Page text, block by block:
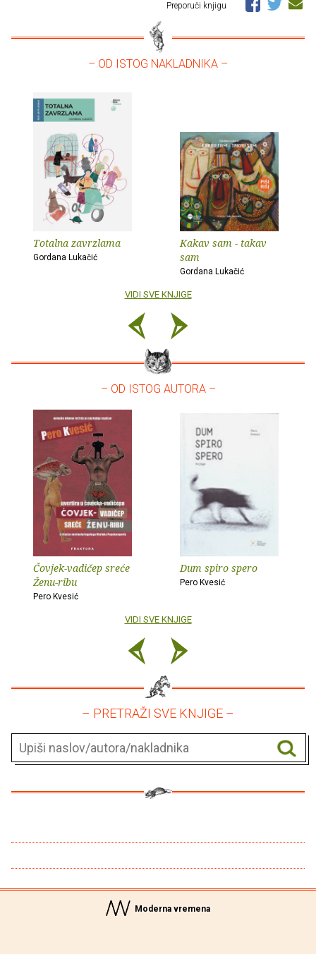
Preporuči knjigu
– OD ISTOG NAKLADNIKA –
Totalna zavrzlama
Gordana Lukačić
Kakav sam - takav
sam
Gordana Lukačić
VIDI SVE KNJIGE
– OD ISTOG AUTORA –
Čovjek-vadičep sreće
Ženu-ribu
Pero Kvesić
Dum spiro spero
Pero Kvesić
VIDI SVE KNJIGE
– PRETRAŽI SVE KNJIGE –
Moderna vremena